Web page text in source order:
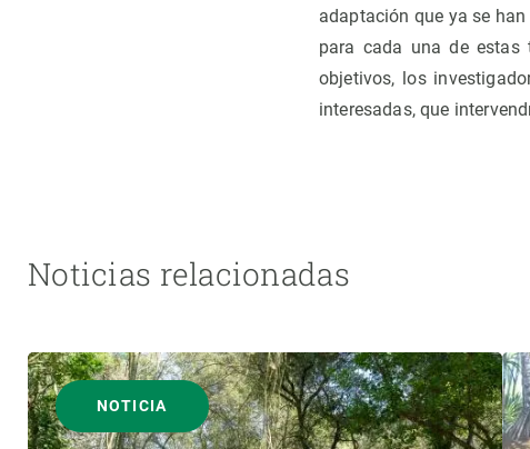
adaptación que ya se
para cada una de estas
objetivos, los
interesadas, que
Noticias relacionadas
NOTICIA